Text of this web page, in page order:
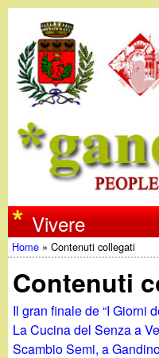
w
w
w
.
Vivere
Tu
sei
qui
Home »Contenuti collegati
Contenuti
Il gran finale de “I Giorni
La Cucina del Senza a
Scambio Semi, a